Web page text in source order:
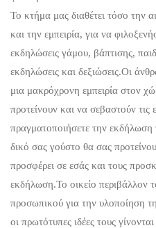
Το κτήμα μας διαθέτει τόσο την
και την εμπειρία, για να
εκδηλώσεις γάμου, βάπτισης,
εκδηλώσεις και δεξιώσεις.Οι
μια μακρόχρονη εμπειρία στον
προτείνουν και να σεβαστούν τις
πραγματοποιήσετε την
δικό σας γούστο θα σας
προσφέρει σε εσάς και τους
εκδήλωση.Το οικείο περιβάλλον
προσωπικού για την υλοποίηση
οι πρωτότυπες ιδέες τους